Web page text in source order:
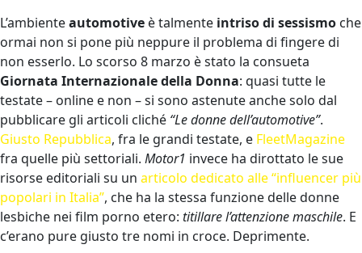
L’ambienteautomotive è talmente intriso di sessismo che
ormai non si pone più neppure il problema di fingere di
non esserlo. Lo scorso 8 marzo è stato la consueta
Giornata Internazionale della Donna: quasi tutte le
testate – online e non – si sono astenute anche solo dal
pubblicare gli articoli cliché “Le donne dell’automotive”.
Giusto Repubblica, fra le grandi testate, e FleetMagazine
fra quelle più settoriali. Motor1 invece ha dirottato le sue
risorse editoriali su un articolo dedicato alle “influencer più
popolari in Italia”, che ha la stessa funzione delle donne
lesbiche nei film porno etero: titillare l’attenzione maschile. E
c’erano pure giusto tre nomi in croce. Deprimente.